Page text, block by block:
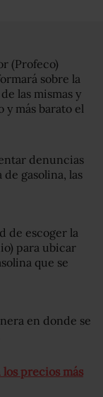
(Profeco)
sobre la
las mismas y
y más barato el
denuncias
gasolina, las
de escoger la
para ubicar
que se
en donde se
precios más